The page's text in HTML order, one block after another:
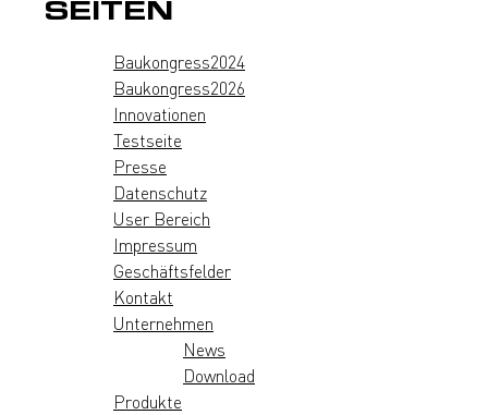
SEITEN
Baukongress2024
Baukongress2026
Innovationen
Testseite
Presse
Datenschutz
User Bereich
Impressum
Geschäftsfelder
Kontakt
Unternehmen
News
Download
Produkte